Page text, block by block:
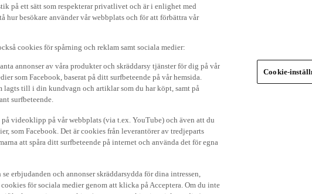
på ett sätt som respekterar privatlivet och är i enlighet med
besökare använder vår webbplats och för att förbättra vår
cookies för spårning och reklam samt sociala medier:
annonser av våra produkter och skräddarsy tjänster för dig på vår
som Facebook, baserat på ditt surfbeteende på vår hemsida.
lagts till i din kundvagn och artiklar som du har köpt, samt på
surfbeteende.
videoklipp på vår webbplats (via t.ex. YouTube) och även att du
som Facebook. Det är cookies från leverantörer av tredjeparts
att spåra ditt surfbeteende på internet och använda det för egna
erbjudanden och annonser skräddarsydda för dina intressen,
för sociala medier genom att klicka på Acceptera. Om du inte
Cookie-